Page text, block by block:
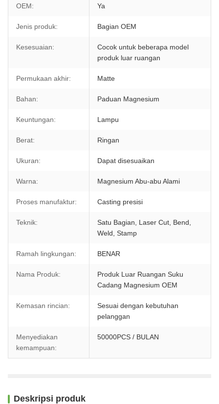
OEM: Ya
Jenis produk: Bagian OEM
Kesesuaian:
Cocok untuk beberapa model
produk luar ruangan
Permukaan akhir: Matte
Bahan: Paduan Magnesium
Keuntungan: Lampu
Berat: Ringan
Ukuran: Dapat disesuaikan
Warna: Magnesium Abu-abu Alami
Proses manufaktur: Casting presisi
Teknik:
Satu Bagian, Laser Cut, Bend,
Weld, Stamp
Ramah lingkungan: BENAR
Nama Produk:
Produk Luar Ruangan Suku
Cadang Magnesium OEM
Kemasan rincian:
Sesuai dengan kebutuhan
pelanggan
Menyediakan
kemampuan:
50000PCS / BULAN
Deskripsi produk